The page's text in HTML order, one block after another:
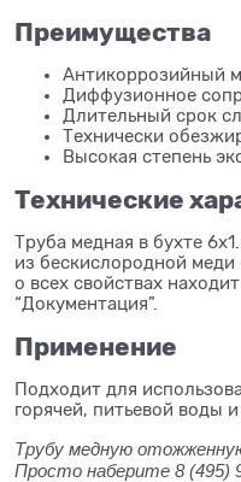
Преимущества
Антикоррозийный
Диффузионное
Длительный срок
Технически
Высокая степень
Технические
Труба медная в бухте
из бескислородной
о всех свойствах
“Документация”.
Применение
Подходит для
горячей, питьевой воды
Трубу медную
Просто наберите 8 (495)